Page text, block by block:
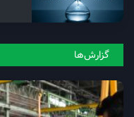
گزارش‌ها